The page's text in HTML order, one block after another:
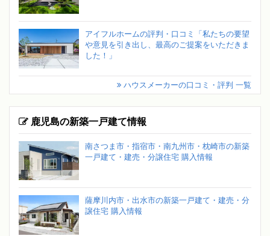
アイフルホームの評判・口コミ「私たちの要望
や意見を引き出し、最高のご提案をいただきま
した！」
ハウスメーカーの口コミ・評判 一覧
鹿児島の新築一戸建て情報
南さつま市・指宿市・南九州市・枕崎市の新築
一戸建て・建売・分譲住宅 購入情報
薩摩川内市・出水市の新築一戸建て・建売・分
譲住宅 購入情報